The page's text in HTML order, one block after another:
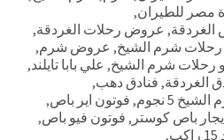
مصر للطيران,
, عروض رحلات الغردقة,
شرم الشيخ, عروض شرم,
شرم الشيخ, علي بابا تايلند,
الغردقة, فنادق دهب,
5 نجوم , فوتون اير باص,
باص كوستر , فوتون فيو باص,
,